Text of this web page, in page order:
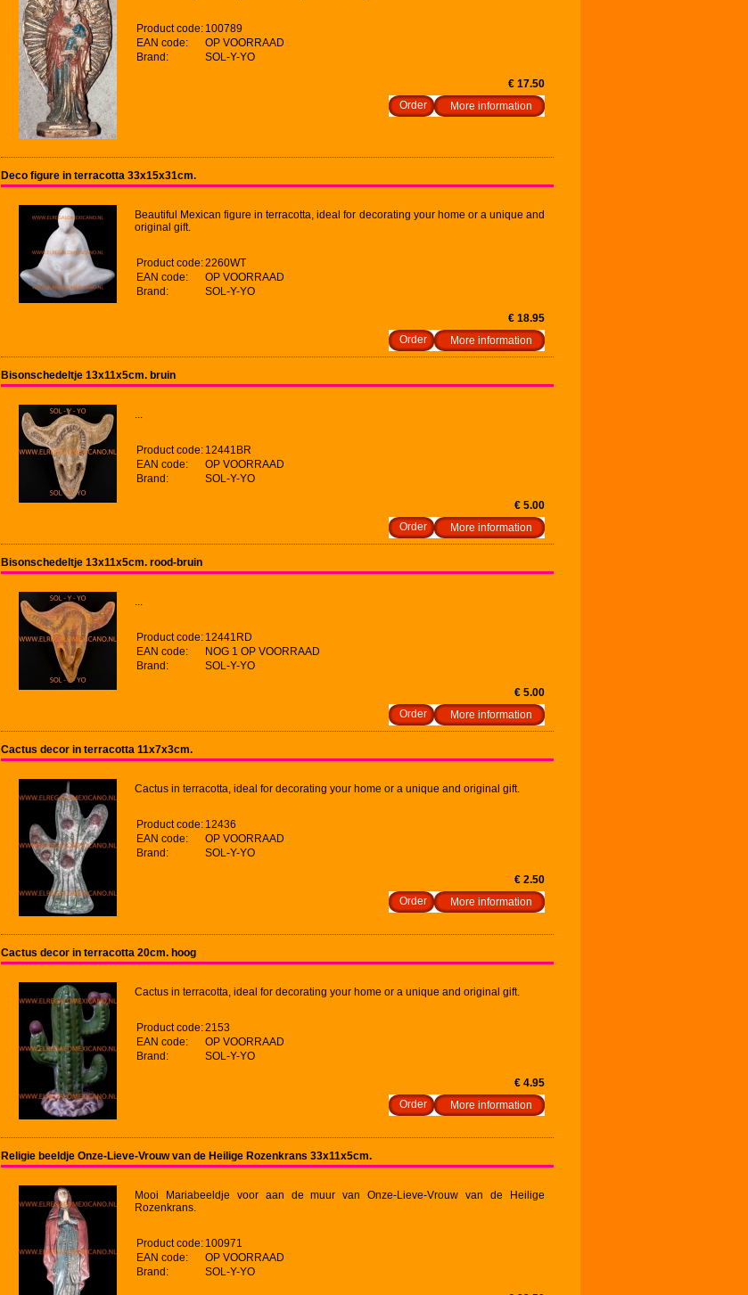
Product code: 100789
EAN code:
OP VOORRAAD
Brand:
SOL-Y-YO
€ 17.50
More information
Deco figure in terracotta 33x15x31cm.
Beautiful Mexican figure in terracotta, ideal for decorating your home or a unique and
original gift.
Product code:2260WT
EAN code:
OP VOORRAAD
Brand:
SOL-Y-YO
€ 18.95
More information
Bisonschedeltje 13x11x5cm. bruin
...
Product code: 12441BR
EAN code:
OP VOORRAAD
Brand:
SOL-Y-YO
€ 5.00
More information
Bisonschedeltje 13x11x5cm. rood-bruin
...
Product code: 12441RD
EAN code:
NOG 1 OP VOORRAAD
Brand:
SOL-Y-YO
€ 5.00
More information
Cactus decor in terracotta 11x7x3cm.
Cactus in terracotta, ideal for decorating your home or a unique and original gift.
Product code: 12436
EAN code:
OP VOORRAAD
Brand:
SOL-Y-YO
€ 2.50
More information
Cactus decor in terracotta 20cm. hoog
Cactus in terracotta, ideal for decorating your home or a unique and original gift.
Product code:2153
EAN code:
OP VOORRAAD
Brand:
SOL-Y-YO
€ 4.95
More information
Religie beeldje Onze-Lieve-Vrouw van de Heilige Rozenkrans 33x11x5cm.
Mooi Mariabeeldje voor aan de muur van Onze-Lieve-Vrouw van de Heilige
Rozenkrans.
Product code: 100971
EAN code:
OP VOORRAAD
Brand:
SOL-Y-YO